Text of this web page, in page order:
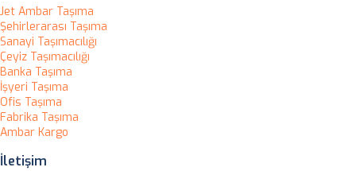
Jet Ambar Taşıma
Şehirlerarası Taşıma
Sanayi Taşımacılığı
Çeyiz Taşımacılığı
Banka Taşıma
İşyeri Taşıma
Ofis Taşıma
Fabrika Taşıma
Ambar Kargo
İletişim